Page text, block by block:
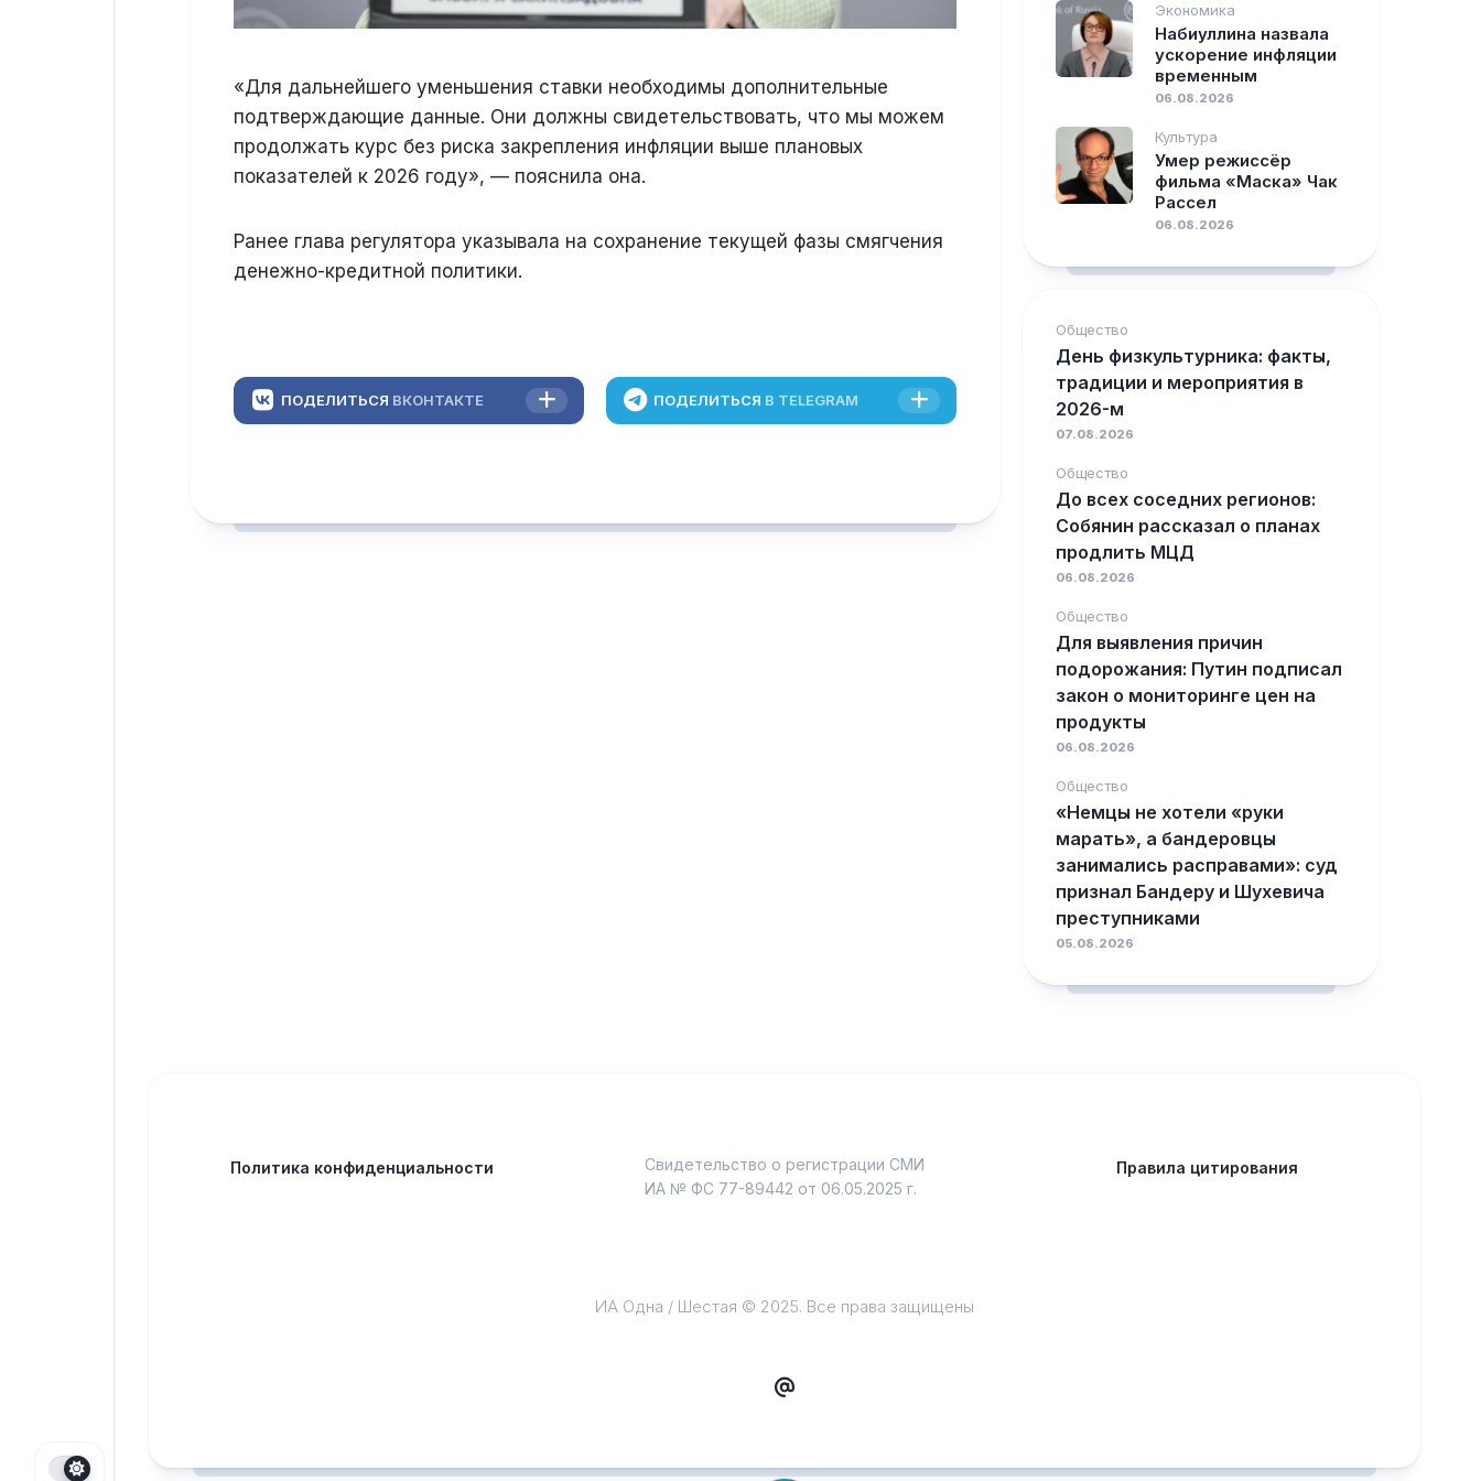
«Для дальнейшего уменьшения ставки необходимы дополнительные
подтверждающие данные. Они должны свидетельствовать, что мы можем
продолжать курс без риска закрепления инфляции выше плановых
показателей к 2026 году», — пояснила она.
Ранее глава регулятора указывала на сохранение текущей фазы смягчения
денежно-кредитной политики.
ПОДЕЛИТЬСЯ ВКОНТАКТЕ ПОДЕЛИТЬСЯ В TELEGRAM
Экономика
Набиуллина назвала
ускорение инфляции
временным
06.08.2026
Культура
Умер режиссёр
фильма «Маска» Чак
Рассел
06.08.2026
Общество
День физкультурника: факты,
традиции и мероприятия в
2026-м
07.08.2026
Общество
До всех соседних регионов:
Собянин рассказал о планах
продлить МЦД
06.08.2026
Общество
Для выявления причин
подорожания: Путин подписал
закон о мониторинге цен на
продукты
06.08.2026
Общество
«Немцы не хотели «руки
марать», а бандеровцы
занимались расправами»: суд
признал Бандеру и Шухевича
преступниками
05.08.2026
Политика конфиденциальности
Свидетельство о регистрации СМИ
ИА № ФС 77-89442 от 06.05.2025 г.
Правила цитирования
ИА Одна / Шестая © 2025. Все права защищены